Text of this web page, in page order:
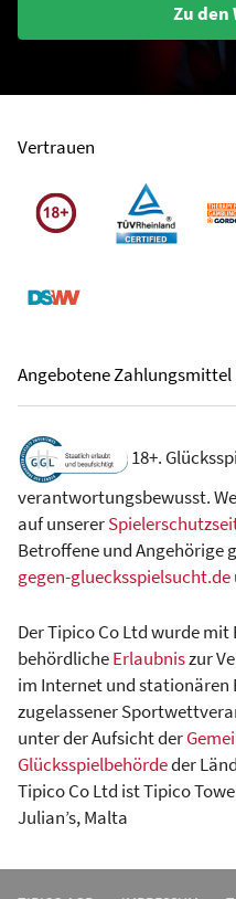
Zu
Vertrauen
Angebotene Zahlungsmittel
18+.
verantwortungsbewusst.
auf unserer
Betroffene und Angehörige
gegen-gluecksspielsucht.de
Der Tipico Co Ltd wurde mit
behördlicheErlaubniszur
im Internet und stationären
zugelassener
unter der Aufsicht der
Glücksspielbehördeder
Tipico Co Ltd ist Tipico
Julian’s, Malta